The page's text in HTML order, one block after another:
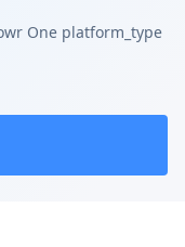
One platform_type